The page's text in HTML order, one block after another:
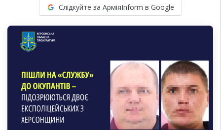
Слідкуйте за АрміяInform в Google